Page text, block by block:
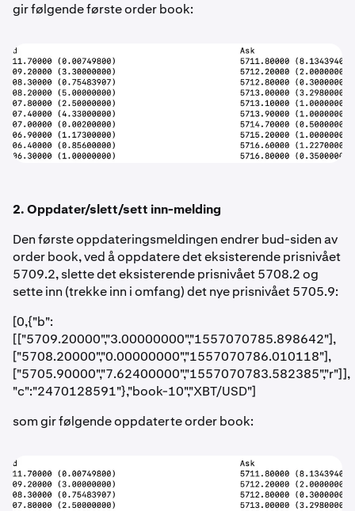
gir følgende første order book:
2. Oppdater/slett/sett inn-melding
Den første oppdateringsmeldingen endrer bud-siden av
order book, ved å oppdatere det eksisterende prisnivået
5709.2, slette det eksisterende prisnivået 5708.2 og
sette inn (trekke inn i omfang) det nye prisnivået 5705.9:
[0,{"b":
[["5709.20000","3.00000000","1557070785.898642"],
["5708.20000","0.00000000","1557070786.010118"],
["5705.90000","7.62400000","1557070783.582385","r"]],
"c":"2470128591"},"book-10","XBT/USD"]
som gir følgende oppdaterte order book: